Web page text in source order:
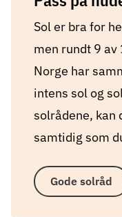
Sol er bra for
men rundt 9
Norge har
intens sol og
solrådene, kan
samtidig som
Gode solråd